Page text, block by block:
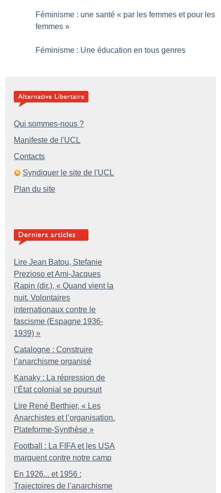
Féminisme : une santé « par les femmes et pour les
femmes »
Féminisme : Une éducation en tous genres
Qui sommes-nous ?
Manifeste de l'UCL
Contacts
Syndiquer le site de l'UCL
Plan du site
Lire Jean Batou, Stefanie
Prezioso et Ami-Jacques
Rapin (dir.), « Quand vient la
nuit. Volontaires
internationaux contre le
fascisme (Espagne 1936-
1939) »
Catalogne : Construire
l’anarchisme organisé
Kanaky : La répression de
l’État colonial se poursuit
Lire René Berthier, « Les
Anarchistes et l’organisation.
Plateforme-Synthèse »
Football : La FIFA et les USA
marquent contre notre camp
En 1926... et 1956 :
Trajectoires de l’anarchisme